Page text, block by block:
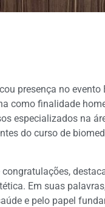
presença no evento
como finalidade
especializados na
do curso de
Em suas
e pelo papel